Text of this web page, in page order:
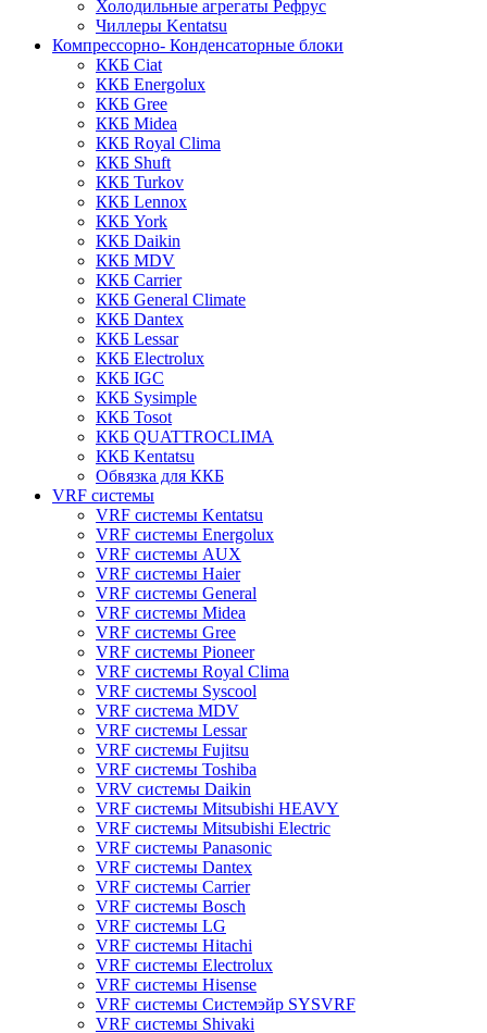
Холодильные агрегаты Рефрус
Чиллеры Kentatsu
Компрессорно- Конденсаторные блоки
ККБ Ciat
ККБ Energolux
ККБ Gree
ККБ Midea
ККБ Royal Clima
ККБ Shuft
ККБ Turkov
ККБ Lennox
ККБ York
ККБ Daikin
ККБ MDV
ККБ Carrier
ККБ General Climate
ККБ Dantex
ККБ Lessar
ККБ Electrolux
ККБ IGC
ККБ Sysimple
ККБ Tosot
ККБ QUATTROCLIMA
ККБ Kentatsu
Обвязка для ККБ
VRF системы
VRF системы Kentatsu
VRF системы Energolux
VRF системы AUX
VRF системы Haier
VRF системы General
VRF системы Midea
VRF системы Gree
VRF системы Pioneer
VRF системы Royal Clima
VRF системы Syscool
VRF система MDV
VRF системы Lessar
VRF системы Fujitsu
VRF системы Toshiba
VRV системы Daikin
VRF системы Mitsubishi HEAVY
VRF системы Mitsubishi Electric
VRF системы Panasonic
VRF системы Dantex
VRF системы Carrier
VRF системы Bosch
VRF системы LG
VRF системы Hitachi
VRF системы Electrolux
VRF системы Hisense
VRF системы Системэйр SYSVRF
VRF системы Shivaki